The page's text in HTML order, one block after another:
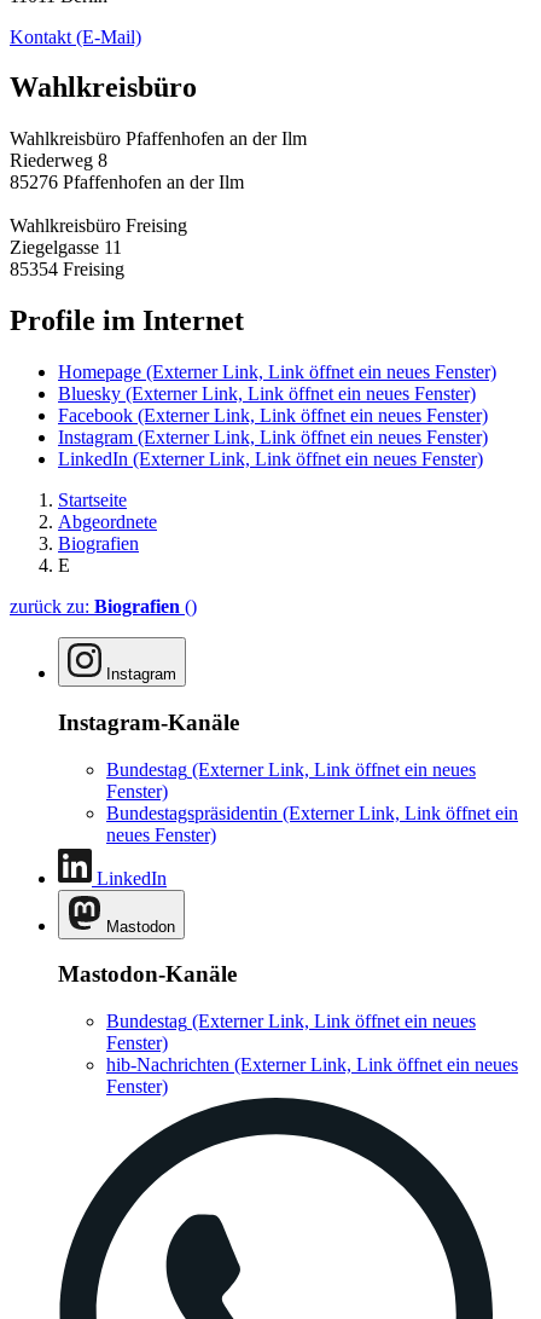
Kontakt (E-Mail)
Wahlkreisbüro
Wahlkreisbüro Pfaffenhofen an der Ilm
Riederweg 8
85276 Pfaffenhofen an der Ilm
Wahlkreisbüro Freising
Ziegelgasse 11
85354 Freising
Profile im Internet
Homepage (Externer Link, Link öffnet ein neues Fenster)
Bluesky (Externer Link, Link öffnet ein neues Fenster)
Facebook (Externer Link, Link öffnet ein neues Fenster)
Instagram (Externer Link, Link öffnet ein neues Fenster)
LinkedIn (Externer Link, Link öffnet ein neues Fenster)
Startseite
Abgeordnete
Biografien
E
zurück zu: Biografien ()
Instagram
Instagram-Kanäle
Bundestag (Externer Link, Link öffnet ein neues
Fenster)
Bundestagspräsidentin (Externer Link, Link öffnet ein
neues Fenster)
LinkedIn
Mastodon
Mastodon-Kanäle
Bundestag (Externer Link, Link öffnet ein neues
Fenster)
hib-Nachrichten (Externer Link, Link öffnet ein neues
Fenster)